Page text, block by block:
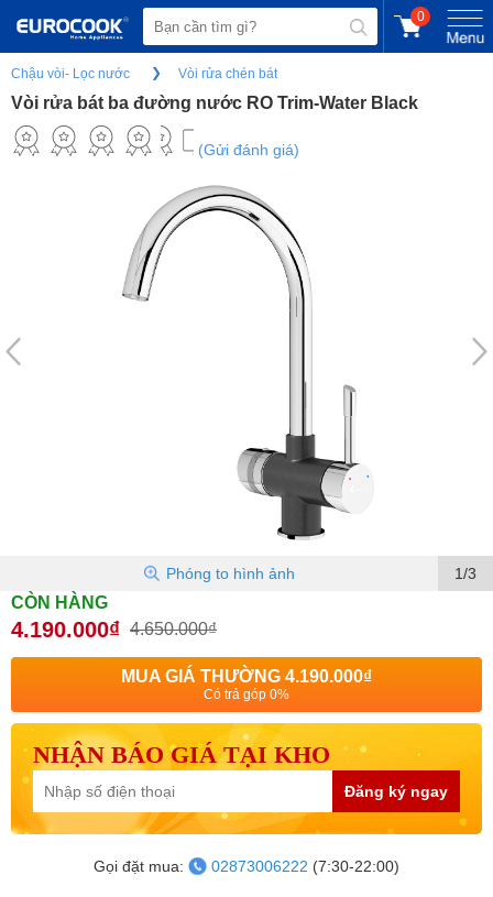
0
Chậu vòi- Lọc nước Vòi rửa chén bát
Vòi rửa bát ba đường nước RO Trim-Water Black
(Gửi đánh giá)
1/3
Phóng to hình ảnh
CÒN HÀNG
4.190.000₫ 4.650.000₫
MUA GIÁ THƯỜNG 4.190.000₫
Có trả góp 0%
NHẬN BÁO GIÁ TẠI KHO
Đăng ký ngay
Gọi đặt mua: 02873006222 (7:30-22:00)